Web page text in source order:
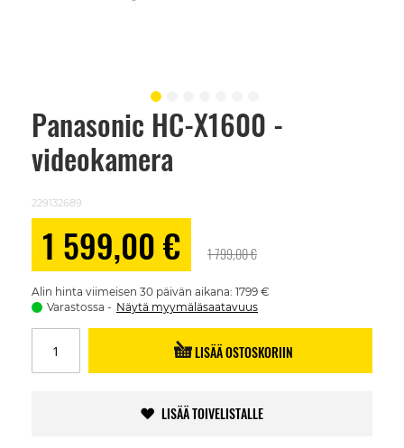
Panasonic HC-X1600 -
videokamera
229132689
1 599,00 € 1 799,00 €
Alin hinta viimeisen 30 päivän aikana: 1799 €
Varastossa
Näytä myymäläsaatavuus
LISÄÄ OSTOSKORIIN
LISÄÄ TOIVELISTALLE
Skip
beginning
images
gallery